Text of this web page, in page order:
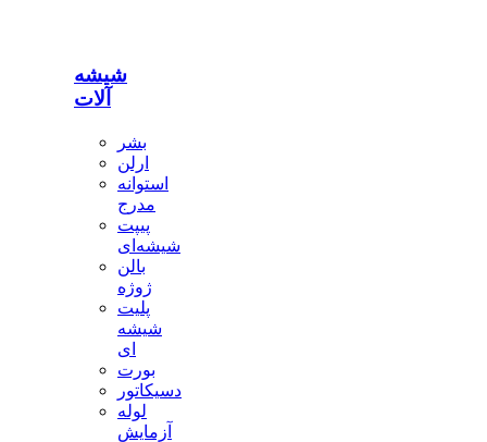
شیشه
آلات
بشر
ارلن
استوانه
مدرج
پیپت
شیشه‌ای
بالن
ژوژه
پلیت
شیشه
ای
بورت
دسیکاتور
لوله
آزمایش